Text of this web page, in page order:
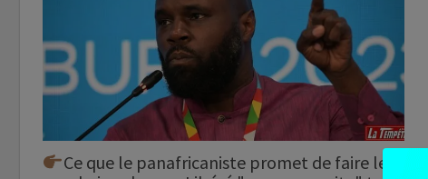
Ce que le panafricaniste promet de faire les